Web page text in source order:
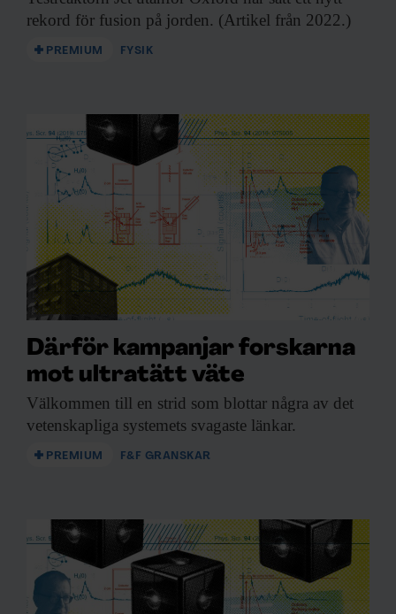
rekord för fusion på jorden. (Artikel från 2022.)
PREMIUM FYSIK
Därför kampanjar forskarna
mot ultratätt väte
Välkommen till en strid som blottar några av det
vetenskapliga systemets svagaste länkar.
PREMIUM F&F GRANSKAR